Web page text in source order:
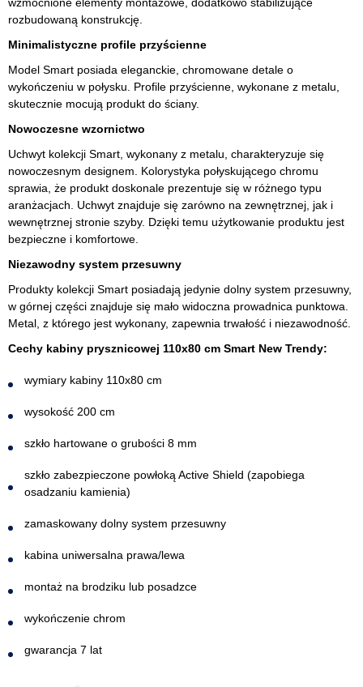
wzmocnione elementy montażowe, dodatkowo stabilizujące
rozbudowaną konstrukcję.
Minimalistyczne profile przyścienne
Model Smart posiada eleganckie, chromowane detale o
wykończeniu w połysku. Profile przyścienne, wykonane z metalu,
skutecznie mocują produkt do ściany.
Nowoczesne wzornictwo
Uchwyt kolekcji Smart, wykonany z metalu, charakteryzuje się
nowoczesnym designem. Kolorystyka połyskującego chromu
sprawia, że produkt doskonale prezentuje się w różnego typu
aranżacjach. Uchwyt znajduje się zarówno na zewnętrznej, jak i
wewnętrznej stronie szyby. Dzięki temu użytkowanie produktu jest
bezpieczne i komfortowe.
Niezawodny system przesuwny
Produkty kolekcji Smart posiadają jedynie dolny system przesuwny,
w górnej części znajduje się mało widoczna prowadnica punktowa.
Metal, z którego jest wykonany, zapewnia trwałość i niezawodność.
Cechy kabiny prysznicowej 110x80 cm Smart New Trendy:
wymiary kabiny 110x80 cm
wysokość 200 cm
szkło hartowane o grubości 8 mm
szkło zabezpieczone powłoką Active Shield (zapobiega
osadzaniu kamienia)
zamaskowany dolny system przesuwny
kabina uniwersalna prawa/lewa
montaż na brodziku lub posadzce
wykończenie chrom
gwarancja 7 lat